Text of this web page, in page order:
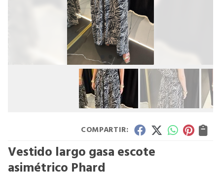
COMPARTIR:
Vestido largo gasa escote
asimétrico Phard